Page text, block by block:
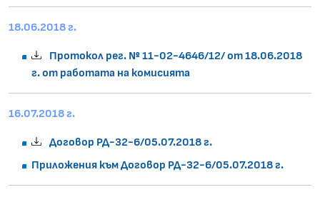
18.06.2018 г.
Протокол рег. № 11-02-4646/12/ от 18.06.2018
г. от работата на комисията
16.07.2018 г.
Договор РД-32-6/05.07.2018 г.
Приложения към Договор РД-32-6/05.07.2018 г.